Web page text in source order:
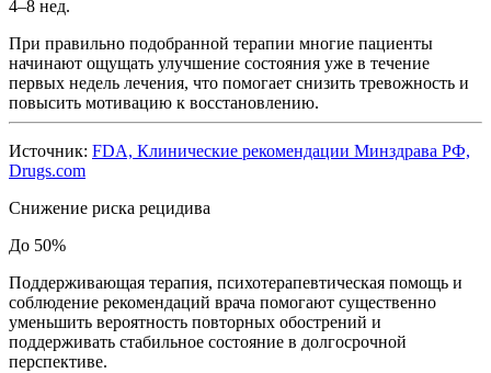
4–8 нед.
При правильно подобранной терапии многие пациенты
начинают ощущать улучшение состояния уже в течение
первых недель лечения, что помогает снизить тревожность и
повысить мотивацию к восстановлению.
Источник: FDA, Клинические рекомендации Минздрава РФ,
Drugs.com
Снижение риска рецидива
До 50%
Поддерживающая терапия, психотерапевтическая помощь и
соблюдение рекомендаций врача помогают существенно
уменьшить вероятность повторных обострений и
поддерживать стабильное состояние в долгосрочной
перспективе.